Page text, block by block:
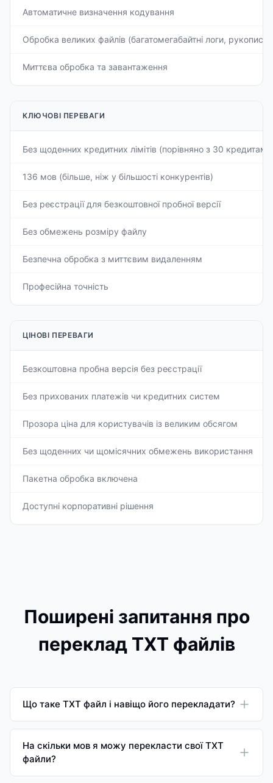
Автоматичне визначення кодування
Обробка великих файлів (багатомегабайтні логи, рукописи)
Миттєва обробка та завантаження
КЛЮЧОВІ ПЕРЕВАГИ
Без щоденних кредитних лімітів (порівняно з 30
136 мов (більше, ніж у більшості конкурентів)
Без реєстрації для безкоштовної пробної версії
Без обмежень розміру файлу
Безпечна обробка з миттєвим видаленням
Професійна точність
ЦІНОВІ ПЕРЕВАГИ
Безкоштовна пробна версія без реєстрації
Без прихованих платежів чи кредитних систем
Прозора ціна для користувачів із великим обсягом
Без щоденних чи щомісячних обмежень використання
Пакетна обробка включена
Доступні корпоративні рішення
Поширені запитання про
переклад TXT файлів
Що таке TXT файл і навіщо його перекладати?
На скільки мов я можу перекласти свої TXT
файли?